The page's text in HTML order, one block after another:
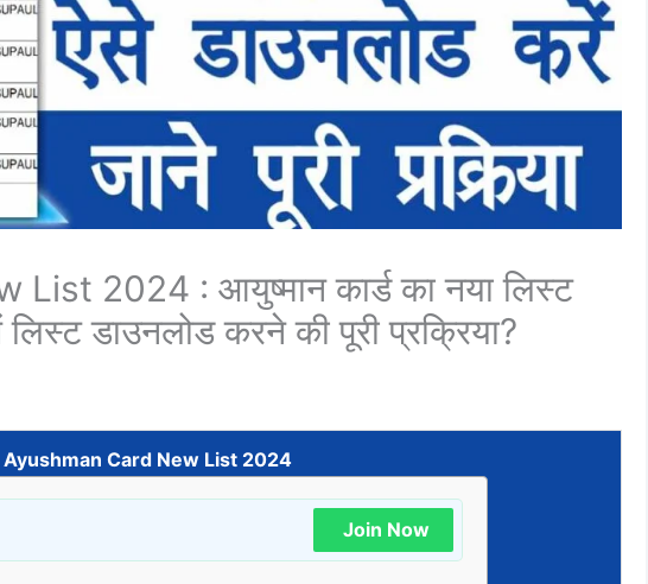
2024 : आयुष्मान कार्ड का नया लिस्ट
डाउनलोड करने की पूरी प्रक्रिया?
Ayushman Card New List 2024
Join Now